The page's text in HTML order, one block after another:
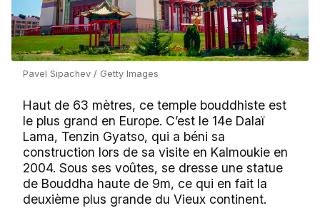
Pavel Sipachev / Getty Images
Haut de 63 mètres, ce temple bouddhiste est
le plus grand en Europe. C’est le 14e Dalaï
Lama, Tenzin Gyatso, qui a béni sa
construction lors de sa visite en Kalmoukie en
2004. Sous ses voûtes, se dresse une statue
de Bouddha haute de 9m, ce qui en fait la
deuxième plus grande du Vieux continent.